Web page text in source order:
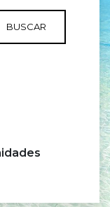
BUSCAR